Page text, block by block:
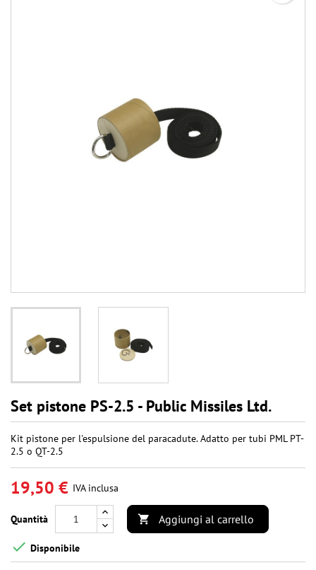
Set pistone PS-2.5 - Public Missiles Ltd.
Kit pistone per l'espulsione del paracadute. Adatto per tubi PML PT-
2.5 o QT-2.5
19,50 € IVA inclusa
Quantità  Aggiungi al carrello
 Disponibile